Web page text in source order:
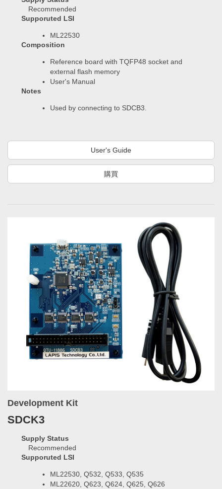
Recommended
Supporuted LSI
ML22530
Composition
Reference board with TQFP48 socket and
external flash memory
User's Manual
Notes
Used by connecting to SDCB3.
User's Guide
購買
Development Kit
SDCK3
Supply Status
Recommended
Supporuted LSI
ML22530, Q532, Q533, Q535
ML22620, Q623, Q624, Q625, Q626